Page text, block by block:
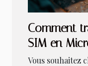
Comment
SIM en
SIM ?
Vous souhaitez